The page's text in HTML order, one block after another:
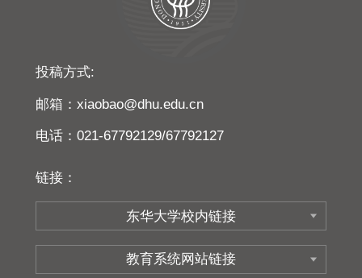
投稿方式:
邮箱：xiaobao@dhu.edu.cn
电话：021-67792129/67792127
链接：